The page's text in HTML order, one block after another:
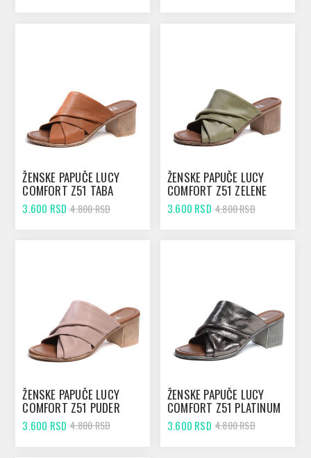
ŽENSKE PAPUČE LUCY
COMFORT Z51 TABA
3.600 RSD 4.800 RSD
ŽENSKE PAPUČE LUCY
COMFORT Z51 ZELENE
3.600 RSD 4.800 RSD
ŽENSKE PAPUČE LUCY
COMFORT Z51 PUDER
3.600 RSD 4.800 RSD
ŽENSKE PAPUČE LUCY
COMFORT Z51 PLATINUM
3.600 RSD 4.800 RSD